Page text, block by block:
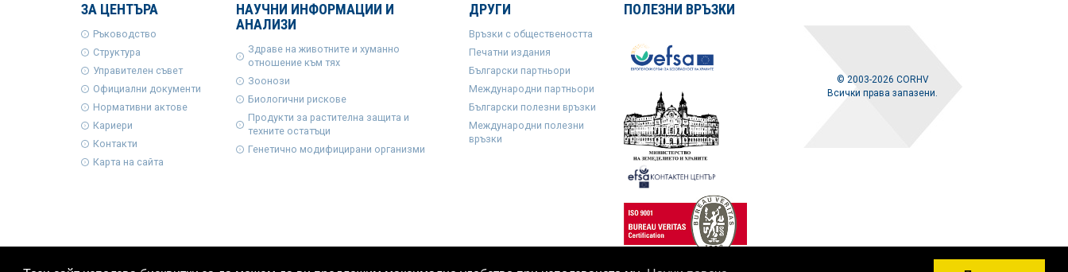
ЗА ЦЕНТЪРА
Ръководство
Структура
Управителен съвет
Официални документи
Нормативни актове
Кариери
Контакти
Карта на сайта
НАУЧНИ ИНФОРМАЦИИ И
АНАЛИЗИ
Здраве на животните и хуманно
отношение към тях
Зоонози
Биологични рискове
Продукти за растителна защита и
техните остатъци
Генетично модифицирани организми
ДРУГИ
Връзки с обществеността
Печатни издания
Български партньори
Международни партньори
Български полезни връзки
Международни полезни
връзки
ПОЛЕЗНИ ВРЪЗКИ
© 2003-2026 CORHV
Всички права запазени.